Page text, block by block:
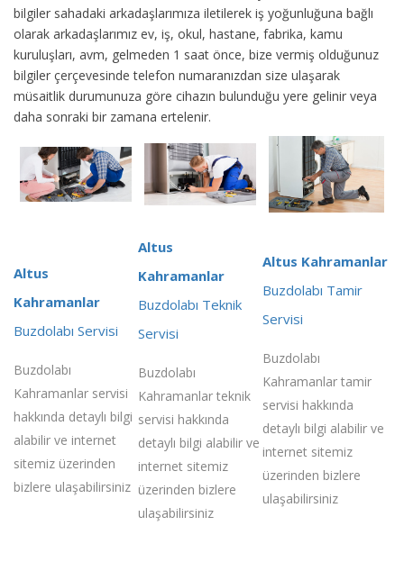
bilgiler sahadaki arkadaşlarımıza iletilerek iş yoğunluğuna bağlı
olarak arkadaşlarımız ev, iş, okul, hastane, fabrika, kamu
kuruluşları, avm, gelmeden 1 saat önce, bize vermiş olduğunuz
bilgiler çerçevesinde telefon numaranızdan size ulaşarak
müsaitlik durumunuza göre cihazın bulunduğu yere gelinir veya
daha sonraki bir zamana ertelenir.
Altus
Kahramanlar
Buzdolabı Servisi
Buzdolabı
Kahramanlar servisi
hakkında detaylı bilgi
alabilir ve internet
sitemiz üzerinden
bizlere ulaşabilirsiniz
Altus
Kahramanlar
Buzdolabı Teknik
Servisi
Buzdolabı
Kahramanlar teknik
servisi hakkında
detaylı bilgi alabilir ve
internet sitemiz
üzerinden bizlere
ulaşabilirsiniz
Altus Kahramanlar
Buzdolabı Tamir
Servisi
Buzdolabı
Kahramanlar tamir
servisi hakkında
detaylı bilgi alabilir ve
internet sitemiz
üzerinden bizlere
ulaşabilirsiniz